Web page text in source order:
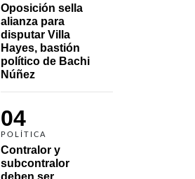
Oposición sella
alianza para
disputar Villa
Hayes, bastión
político de Bachi
Núñez
04
POLÍTICA
Contralor y
subcontralor
deben ser